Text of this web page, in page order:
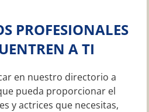
PROFESIONALES
A TI
en nuestro directorio a
pueda proporcionar el
y actrices que necesitas,